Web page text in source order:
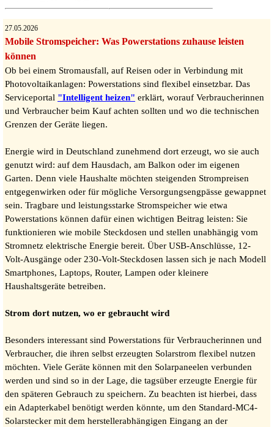
27.05.2026
Mobile Stromspeicher: Was Powerstations zuhause leisten
können
Ob bei einem Stromausfall, auf Reisen oder in Verbindung mit
Photovoltaikanlagen: Powerstations sind flexibel einsetzbar. Das
Serviceportal "Intelligent heizen" erklärt, worauf Verbraucherinnen
und Verbraucher beim Kauf achten sollten und wo die technischen
Grenzen der Geräte liegen.
Energie wird in Deutschland zunehmend dort erzeugt, wo sie auch
genutzt wird: auf dem Hausdach, am Balkon oder im eigenen
Garten. Denn viele Haushalte möchten steigenden Strompreisen
entgegenwirken oder für mögliche Versorgungsengpässe gewappnet
sein. Tragbare und leistungsstarke Stromspeicher wie etwa
Powerstations können dafür einen wichtigen Beitrag leisten: Sie
funktionieren wie mobile Steckdosen und stellen unabhängig vom
Stromnetz elektrische Energie bereit. Über USB-Anschlüsse, 12-
Volt-Ausgänge oder 230-Volt-Steckdosen lassen sich je nach Modell
Smartphones, Laptops, Router, Lampen oder kleinere
Haushaltsgeräte betreiben.
Strom dort nutzen, wo er gebraucht wird
Besonders interessant sind Powerstations für Verbraucherinnen und
Verbraucher, die ihren selbst erzeugten Solarstrom flexibel nutzen
möchten. Viele Geräte können mit den Solarpaneelen verbunden
werden und sind so in der Lage, die tagsüber erzeugte Energie für
den späteren Gebrauch zu speichern. Zu beachten ist hierbei, dass
ein Adapterkabel benötigt werden könnte, um den Standard-MC4-
Solarstecker mit dem herstellerabhängigen Eingang an der